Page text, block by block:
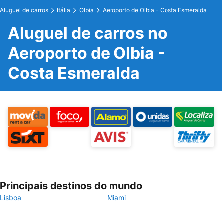
Aluguel de carros Itália Olbia Aeroporto de Olbia - Costa Esmeralda
Aluguel de carros no
Aeroporto de Olbia -
Costa Esmeralda
Principais destinos do mundo
Lisboa
Miami